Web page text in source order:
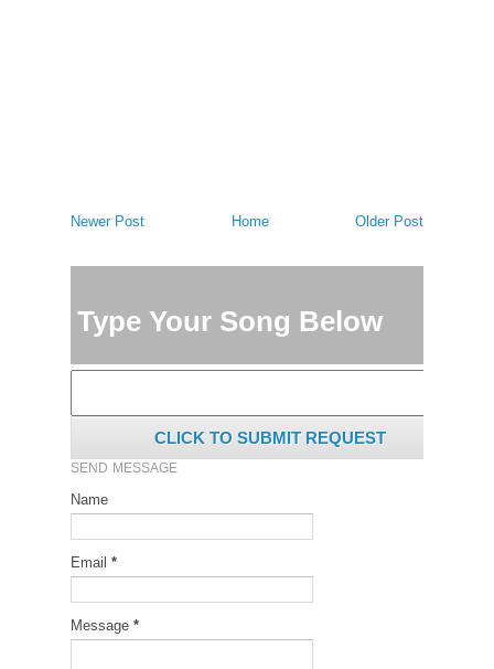
Newer Post Older Post
Home
Type Your Song Below
CLICK TO SUBMIT REQUEST
SEND MESSAGE
Name
Email *
Message *